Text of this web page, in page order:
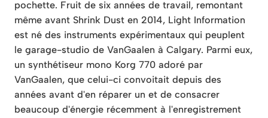
pochette. Fruit de six années de travail, remontant
même avant Shrink Dust en 2014, Light Information
est né des instruments expérimentaux qui peuplent
le garage-studio de VanGaalen à Calgary. Parmi eux,
un synthétiseur mono Korg 770 adoré par
VanGaalen, que celui-ci convoitait depuis des
années avant d'en réparer un et de consacrer
beaucoup d'énergie récemment à l'enregistrement